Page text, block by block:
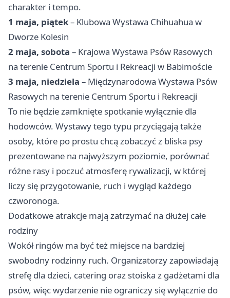
charakter i tempo.
1 maja, piątek– Klubowa Wystawa Chihuahua w
Dworze Kolesin
2 maja, sobota – Krajowa Wystawa Psów Rasowych
na terenie Centrum Sportu i Rekreacji w Babimoście
3 maja, niedziela – Międzynarodowa Wystawa Psów
Rasowych na terenie Centrum Sportu i Rekreacji
To nie będzie zamknięte spotkanie wyłącznie dla
hodowców. Wystawy tego typu przyciągają także
osoby, które po prostu chcą zobaczyć z bliska psy
prezentowane na najwyższym poziomie, porównać
różne rasy i poczuć atmosferę rywalizacji, w której
liczy się przygotowanie, ruch i wygląd każdego
czworonoga.
Dodatkowe atrakcje mają zatrzymać na dłużej całe
rodziny
Wokół ringów ma być też miejsce na bardziej
swobodny rodzinny ruch. Organizatorzy zapowiadają
strefę dla dzieci, catering oraz stoiska z gadżetami dla
psów, więc wydarzenie nie ograniczy się wyłącznie do